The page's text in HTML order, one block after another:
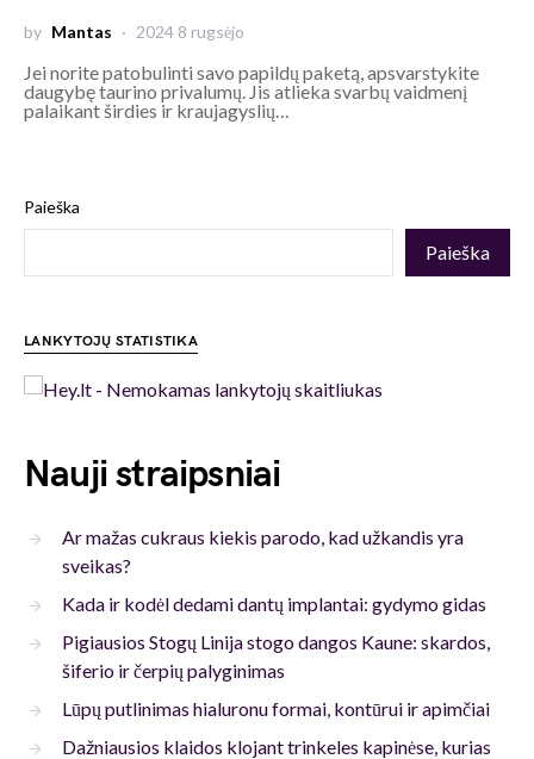
by Mantas 2024 8 rugsėjo
Jei norite patobulinti savo papildų paketą, apsvarstykite
daugybę taurino privalumų. Jis atlieka svarbų vaidmenį
palaikant širdies ir kraujagyslių…
Paieška
Paieška
LANKYTOJŲ STATISTIKA
Nauji straipsniai
Ar mažas cukraus kiekis parodo, kad užkandis yra
sveikas?
Kada ir kodėl dedami dantų implantai: gydymo gidas
Pigiausios Stogų Linija stogo dangos Kaune: skardos,
šiferio ir čerpių palyginimas
Lūpų putlinimas hialuronu formai, kontūrui ir apimčiai
Dažniausios klaidos klojant trinkeles kapinėse, kurias